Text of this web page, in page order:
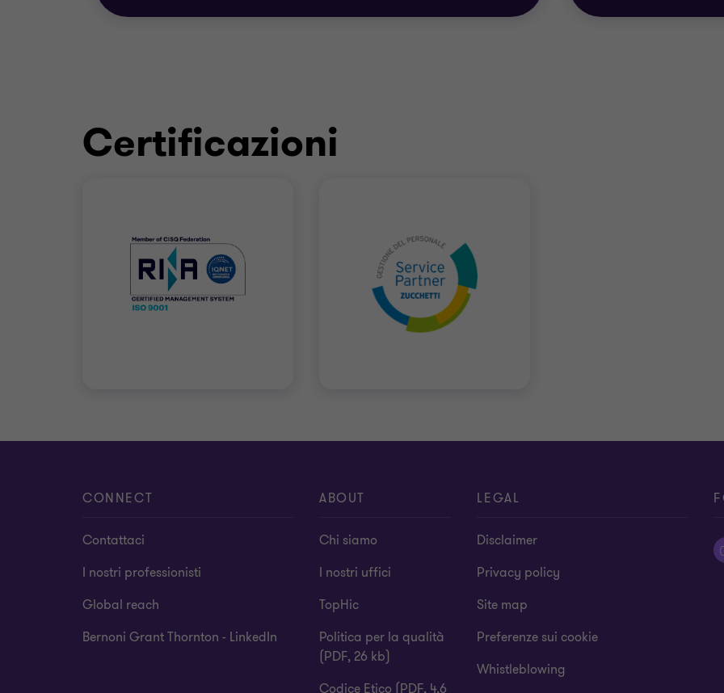
Certificazioni
CONNECT
Contattaci
I nostri professionisti
Global reach
Bernoni Grant Thornton - LinkedIn
ABOUT
Chi siamo
I nostri uffici
TopHic
Politica per la qualità
(PDF, 26 kb)
Codice Etico (PDF, 4,6
LEGAL
Disclaimer
Privacy policy
Site map
Preferenze sui cookie
Whistleblowing